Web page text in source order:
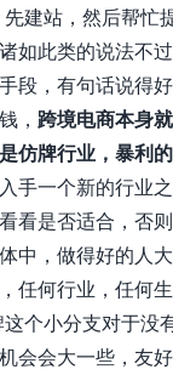
先建站，然后帮忙
如此类的说法不
段，有句话说得
， 跨境电商本身
仿牌行业，暴利
手一个新的行业
看是否适合，否
中，做得好的人
任何行业，任何
个小分支对于没
会会大一些，友好